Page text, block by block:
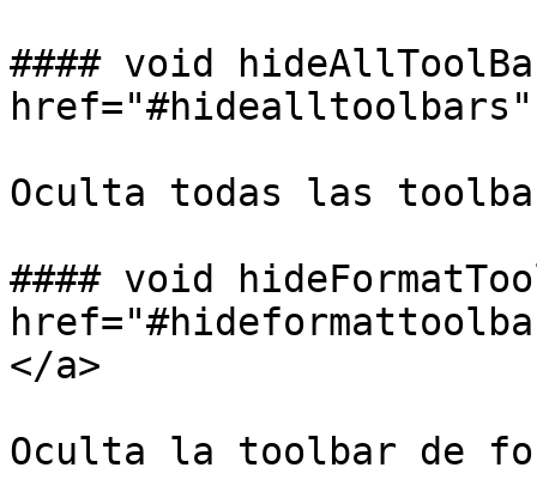
#### void
Oculta todas las
#### void
</a>
Oculta la toolbar de